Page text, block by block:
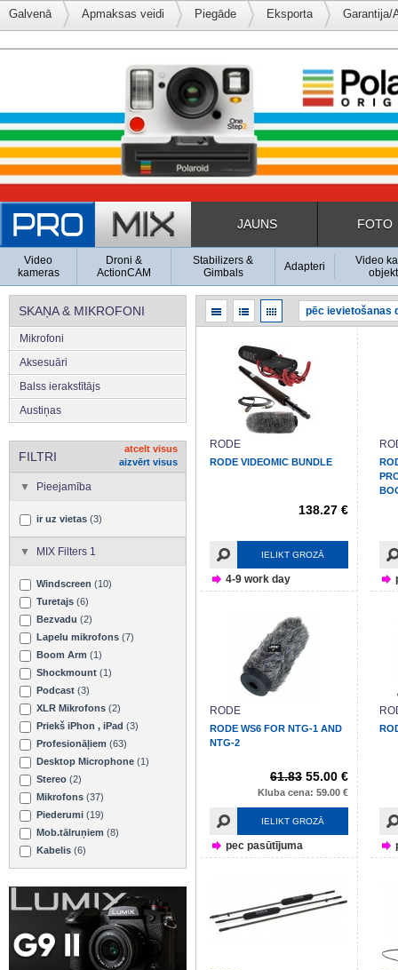
Galvenā Apmaksas veidi Piegāde Eksporta Garantija/
JAUNS FOTO
Video
kameras
Droni &
ActionCAM
Stabilizers &
Gimbals
Adapteri
Video
SKAŅA & MIKROFONI
Mikrofoni
Aksesuāri
Balss ierakstītājs
Austiņas
FILTRI
atcelt visus
aizvērt visus
Pieejamība
ir uz vietas (3)
MIX Filters 1
Windscreen (10)
Turetajs (6)
Bezvadu (2)
Lapelu mikrofons (7)
Boom Arm (1)
Shockmount (1)
Podcast (3)
XLR Mikrofons (2)
Priekš iPhon , iPad (3)
Profesionāļiem (63)
Desktop Microphone (1)
Stereo (2)
Mikrofons (37)
Piederumi (19)
Mob.tālruņiem (8)
Kabelis (6)
RODE
RODE VIDEOMIC BUNDLE
138.27 €
IELIKT GROZĀ
4-9 work day
RODE
RODE WS6 FOR NTG-1 AND
NTG-2
61.83 55.00 €
Kluba cena: 59.00 €
IELIKT GROZĀ
pec pasūtījuma